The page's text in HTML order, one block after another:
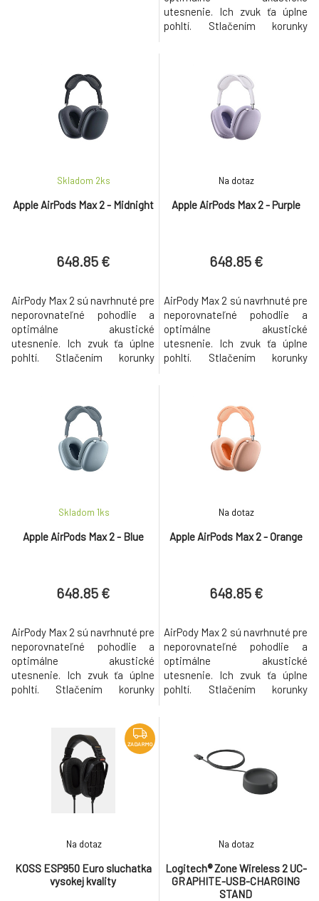
utesnenie. Ich zvuk ťa úplne
pohltí. Stlačením korunky
zapneš mikrofón pri hovore.
Dvojitým stlačením preskočíš
na inú skladbu alebo ukončíš
hovor. A otáčaním presne
nastavíš hlasit
Apple AirPods Max 2 - Midnight
Skladom 2ks
648.85 €
AirPody Max 2 sú navrhnuté pre
neporovnateľné pohodlie a
optimálne akustické
utesnenie. Ich zvuk ťa úplne
pohltí. Stlačením korunky
zapneš mikrofón pri hovore.
Dvojitým stlačením preskočíš
na inú skladbu alebo ukončíš
hovor. A otáčaním presne
nastavíš hlasit
Apple AirPods Max 2 - Purple
Na dotaz
648.85 €
AirPody Max 2 sú navrhnuté pre
neporovnateľné pohodlie a
optimálne akustické
utesnenie. Ich zvuk ťa úplne
pohltí. Stlačením korunky
zapneš mikrofón pri hovore.
Dvojitým stlačením preskočíš
na inú skladbu alebo ukončíš
hovor. A otáčaním presne
nastavíš hlasit
Apple AirPods Max 2 - Blue
Skladom 1ks
648.85 €
AirPody Max 2 sú navrhnuté pre
neporovnateľné pohodlie a
optimálne akustické
utesnenie. Ich zvuk ťa úplne
pohltí. Stlačením korunky
alebo video, vypneš alebo
zapneš mikrofón pri hovore.
Dvojitým stlačením preskočíš
na inú skladbu alebo ukončíš
hovor. A otáčaním presne
nastavíš hlasit
Apple AirPods Max 2 - Orange
Na dotaz
648.85 €
AirPody Max 2 sú navrhnuté pre
neporovnateľné pohodlie a
optimálne akustické
utesnenie. Ich zvuk ťa úplne
pohltí. Stlačením korunky
zapneš mikrofón pri hovore.
Dvojitým stlačením preskočíš
na inú skladbu alebo ukončíš
hovor. A otáčaním presne
ZADARMO
KOSS ESP950 Euro sluchatka
vysokej kvality
Na dotaz
Logitech® Zone Wireless 2 UC-
GRAPHITE-USB-CHARGING
STAND
Na dotaz